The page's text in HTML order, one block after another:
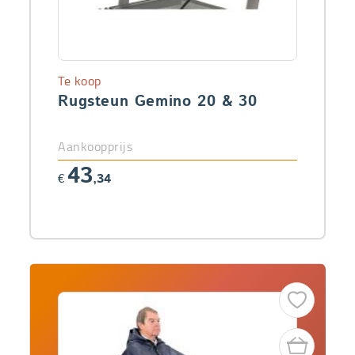
Rugsteun Gemino 20 & 30
Te koop
Aankoopprijs
€ 43,34